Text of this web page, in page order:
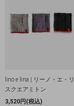
lino e lina | リーノ・エ・
スクエアミトン
3,520円(税込)